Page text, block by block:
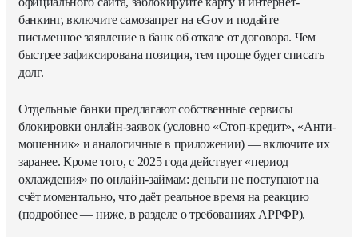
банкинг, включите самозапрет на eGov и подайте
письменное заявление в банк об отказе от договора. Чем
быстрее зафиксирована позиция, тем проще будет списать
долг.
Отдельные банки предлагают собственные сервисы
блокировки онлайн-заявок (условно «Стоп-кредит», «Анти-
мошенник» и аналогичные в приложении) — включите их
заранее. Кроме того, с 2025 года действует «период
охлаждения» по онлайн-займам: деньги не поступают на
счёт моментально, что даёт реальное время на реакцию
(подробнее — ниже, в разделе о требованиях АРРФР).